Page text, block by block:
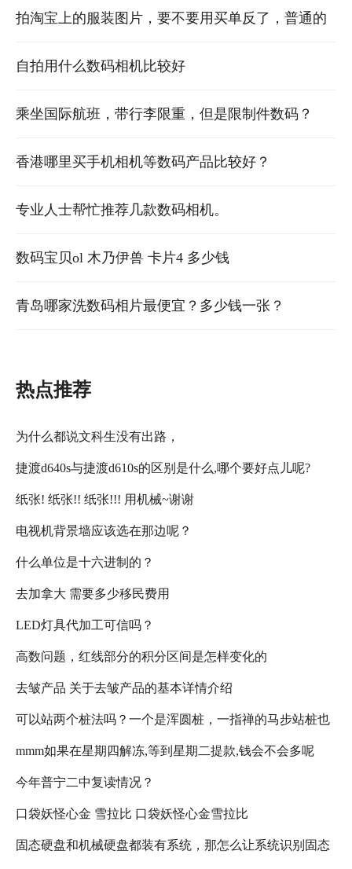
看？
拍淘宝上的服装图片，要不要用买单反了，普通的
傻瓜式数码相机可以用吗
自拍用什么数码相机比较好
乘坐国际航班，带行李限重，但是限制件数码？
香港哪里买手机相机等数码产品比较好？
专业人士帮忙推荐几款数码相机。
数码宝贝ol 木乃伊兽 卡片4 多少钱
青岛哪家洗数码相片最便宜？多少钱一张？
热点推荐
为什么都说文科生没有出路，
捷渡d640s与捷渡d610s的区别是什么,哪个要好点儿呢?
纸张! 纸张!! 纸张!!! 用机械~谢谢
电视机背景墙应该选在那边呢？
什么单位是十六进制的？
去加拿大 需要多少移民费用
LED灯具代加工可信吗？
高数问题，红线部分的积分区间是怎样变化的
去皱产品 关于去皱产品的基本详情介绍
可以站两个桩法吗？一个是浑圆桩，一指禅的马步站桩也
就是手心向下；早上站浑圆桩，傍晚站一指禅马步桩！
mmm如果在星期四解冻,等到星期二提款,钱会不会多呢
今年普宁二中复读情况？
口袋妖怪心金 雪拉比 口袋妖怪心金雪拉比
固态硬盘和机械硬盘都装有系统，那怎么让系统识别固态